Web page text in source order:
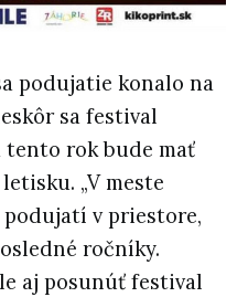
podujatie konalo na
sa festival
tento rok bude mať
„V meste
v priestore,
ročníky.
aj posunúť festival